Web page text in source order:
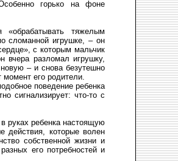
горько на фоне
«обрабатывать тяжелым
сломанной игрушке, – он
с которым мальчик
вчера разломал игрушку,
– и снова безутешно
его родители.
поведение ребенка
сигнализирует: что-то с
руках ребенка настоящую
которые волен
собственной жизни и
его потребностей и